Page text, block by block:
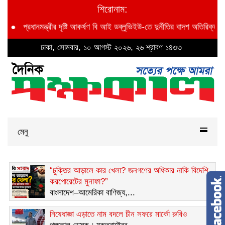
শিরোনাম:
দৃষ্টি আকর্ষণ বি আই ডব্লুভিইউ-তে দুর্নীতির বাদশ অতিরিক্ত প্রধান প্রকৌশলী
ঢাকা, সোমবার, ১০ আগস্ট ২০২৬, ২৬ শ্রাবণ ১৪৩৩
মেনু
“চুক্তির আড়ালে কার খেলা? জনগণের অধিকার নাকি বিদেশি
করপোরেটের মুনাফা?”
বাংলাদেশ–আমেরিকা বাণিজ্য,...
নিষেধাজ্ঞা এড়াতে নাম বদলে চীন সফরে মার্কো রুবিও